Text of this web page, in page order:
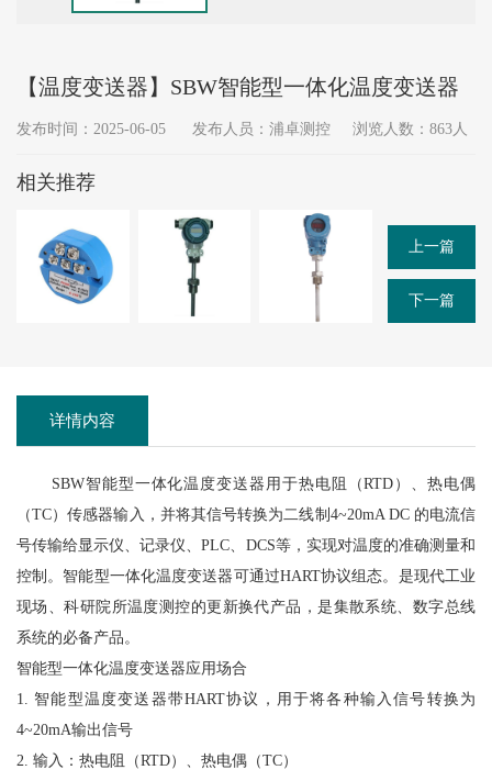
【温度变送器】SBW智能型一体化温度变送器
发布时间：2025-06-05 发布人员：浦卓测控 浏览人数：863人
相关推荐
上一篇
下一篇
详情内容
SBW智能型一体化温度变送器用于热电阻（RTD）、热电偶
（TC）传感器输入，并将其信号转换为二线制4~20mA DC 的电流信
号传输给显示仪、记录仪、PLC、DCS等，实现对温度的准确测量和
控制。智能型一体化温度变送器可通过HART协议组态。是现代工业
现场、科研院所温度测控的更新换代产品，是集散系统、数字总线
系统的必备产品。
智能型一体化温度变送器应用场合
1. 智能型温度变送器带HART协议，用于将各种输入信号转换为
4~20mA输出信号
2. 输入：热电阻（RTD）、热电偶（TC）